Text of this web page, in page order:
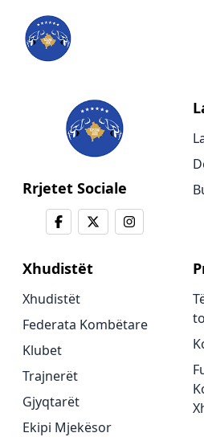
Rrjetet Sociale
Xhudistët
Xhudistët
Federata Kombëtare
Klubet
Trajnerët
Gjyqtarët
Ekipi Mjekësor